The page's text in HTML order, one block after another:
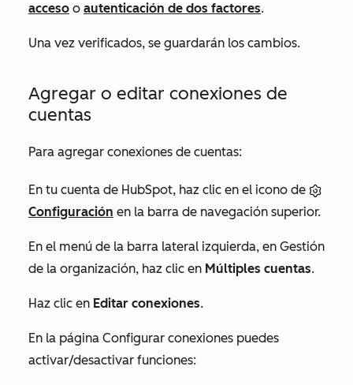
acceso o autenticación de dos factores.
Una vez verificados, se guardarán los cambios.
Agregar o editar conexiones de
cuentas
Para agregar conexiones de cuentas:
En tu cuenta de HubSpot, haz clic en el icono de
Configuración en la barra de navegación superior.
En el menú de la barra lateral izquierda, en Gestión
de la organización, haz clic en Múltiples cuentas.
Haz clic en Editar conexiones.
En la página Configurar conexiones puedes
activar/desactivar funciones: